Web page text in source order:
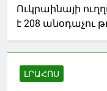
Ուկրաինայի
է 208 անօդաչու
ԼՐԱՀՈՍ